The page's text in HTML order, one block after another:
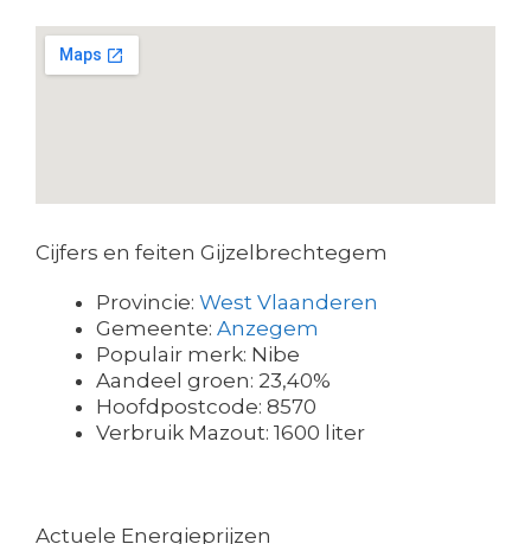
Cijfers en feiten Gijzelbrechtegem
Provincie: West Vlaanderen
Gemeente: Anzegem
Populair merk: Nibe
Aandeel groen: 23,40%
Hoofdpostcode: 8570
Verbruik Mazout: 1600 liter
Actuele Energieprijzen